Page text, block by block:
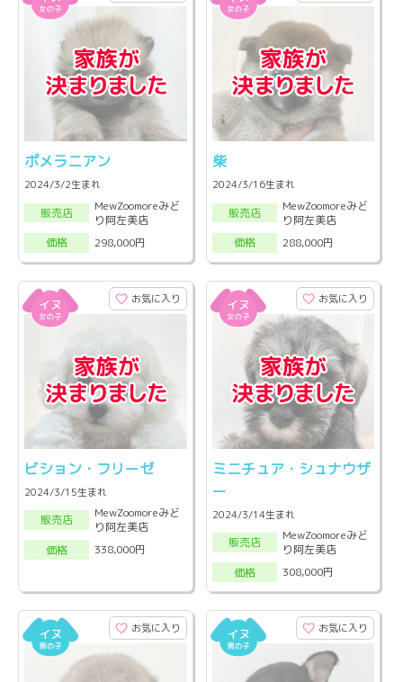
ポメラニアン
2024/3/2生まれ
販売店
MewZoomoreみど
り阿左美店
価格
298,000円
柴
2024/3/16生まれ
販売店
MewZoomoreみど
り阿左美店
価格
288,000円
お気に入り
ビション・フリーゼ
2024/3/15生まれ
販売店
MewZoomoreみど
り阿左美店
価格
338,000円
お気に入り
ミニチュア・シュナウザ
ー
2024/3/14生まれ
販売店
MewZoomoreみど
り阿左美店
価格
308,000円
お気に入り お気に入り